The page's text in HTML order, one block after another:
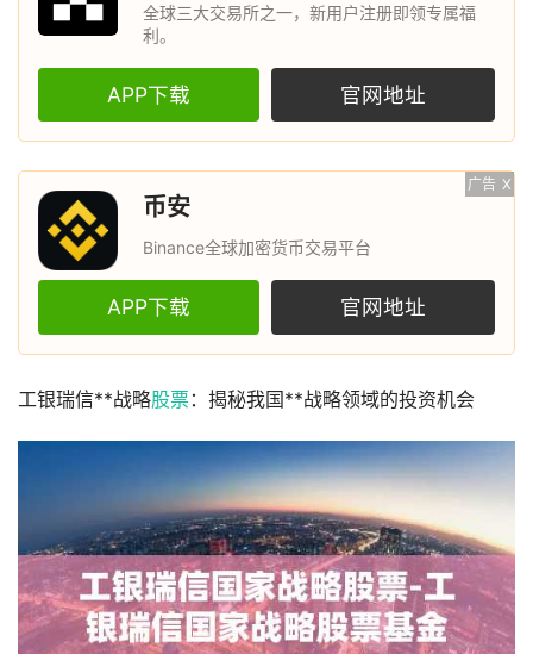
全球三大交易所之一，新用户注册即领专属福
利。
APP下载 官网地址
广告 X
币安
Binance全球加密货币交易平台
APP下载 官网地址
工银瑞信**战略股票：揭秘我国**战略领域的投资机会